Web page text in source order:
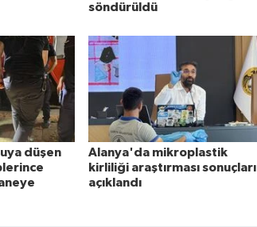
söndürüldü
düşen
Alanya'da mikroplastik
kirliliği araştırması sonuçları
açıklandı